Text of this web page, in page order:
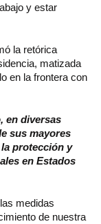
y estar
la retórica
matizada
en la frontera con
en diversas
sus mayores
protección y
en Estados
medidas
de nuestra